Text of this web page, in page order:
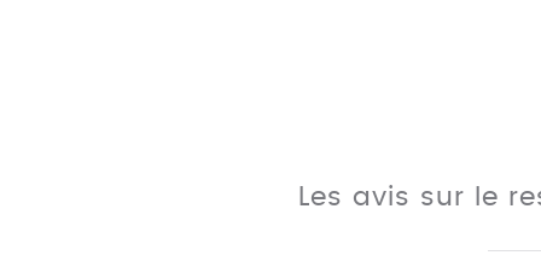
Les avis sur le